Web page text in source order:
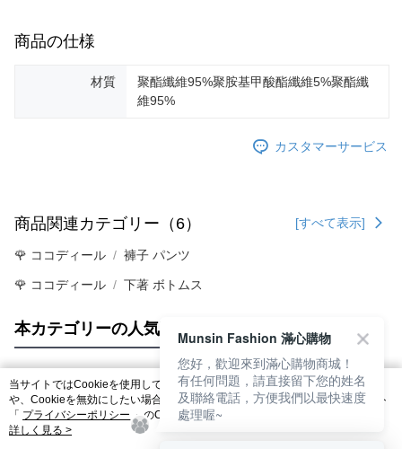
商品の仕様
材質
聚酯纖維95%聚胺基甲酸酯纖維5%聚酯纖
維95%
カスタマーサービス
商品関連カテゴリー（6） [すべて表示]
🌹 ココディール 褲子 パンツ
🌹 ココディール 下著 ボトムス
本カテゴリーの人気商品 サイト全体のランキング
人気タグ
当サイトではCookieを使用しています。当サイトのCookie使用に関する詳細
や、Cookieを無効にしたい場合のブラウザでの設定方法については、当サイト
「 プライバシーポリシー 」のCookieポリシーをご参照ください。お客さま
が、当サイトを引き続き使用される場合、当社がサイト利用規約のCookieポリ
詳しく見る >
Munsin Fashion 滿心購物
您好，歡迎來到滿心購物商城！
有任何問題，請直接留下您的姓名
及聯絡電話，方便我們以最快速度
處理喔~